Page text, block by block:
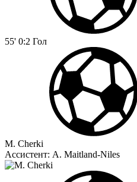
55' 0:2 Гол
M. Cherki
Ассистент: A. Maitland-Niles